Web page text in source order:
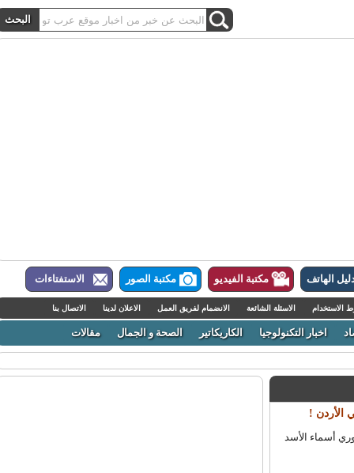
الهاتف مكتبة الفيديو مكتبة الصور الاستفتاءات
الاسئلة الشائعة الانضمام لفريق العمل الاعلان لدينا الاتصال بنا
اخبار التكنولوجيا الكاريكاتير الصحة و الجمال مقالات
!
أسماء الأسد